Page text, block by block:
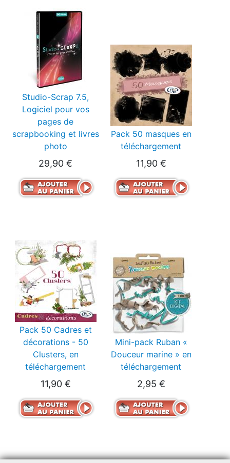
Studio-Scrap 7.5,
Logiciel pour vos
pages de
scrapbooking et livres
photo
29,90 €
Pack 50 masques en
téléchargement
11,90 €
Pack 50 Cadres et
décorations - 50
Clusters, en
téléchargement
11,90 €
Mini-pack Ruban «
Douceur marine » en
téléchargement
2,95 €